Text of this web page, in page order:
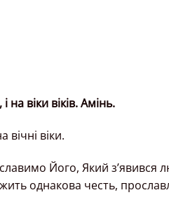
на віки віків. Амінь.
вічні віки.
Його, Який з’явився
однакова честь,